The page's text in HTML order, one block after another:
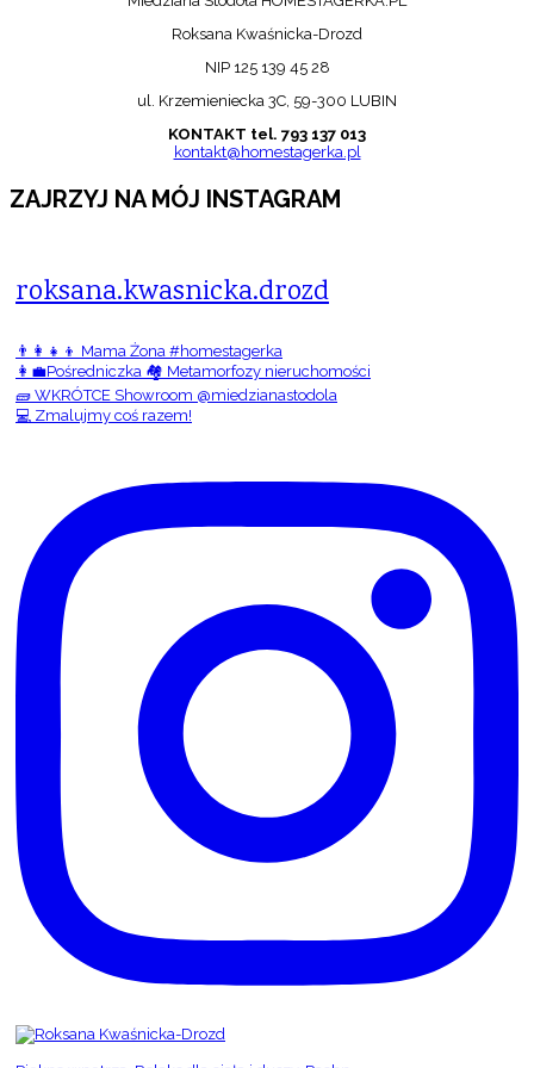
Roksana Kwaśnicka-Drozd
NIP 125 139 45 28
ul. Krzemieniecka 3C, 59-300 LUBIN
KONTAKT tel. 793 137 013
kontakt@homestagerka.pl
ZAJRZYJ NA MÓJ INSTAGRAM
roksana.kwasnicka.drozd
👨‍👩‍👧‍👦 Mama Żona #homestagerka
👩‍💼Pośredniczka 🏘️ Metamorfozy nieruchomości
🧱 WKRÓTCE Showroom @miedzianastodola
💻 Zmalujmy coś razem!